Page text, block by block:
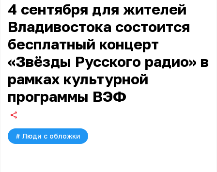
4 сентября для жителей
Владивостока состоится
бесплатный концерт
«Звёзды Русского радио» в
рамках культурной
программы ВЭФ
# Люди с обложки